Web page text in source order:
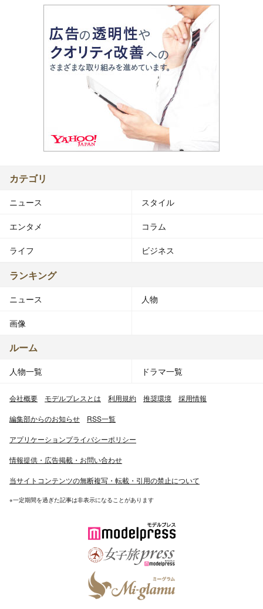
カテゴリ
ニュース スタイル
エンタメ コラム
ライフ ビジネス
ランキング
ニュース 人物
画像
ルーム
人物一覧 ドラマ一覧
会社概要 モデルプレスとは 利用規約 推奨環境 採用情報
編集部からのお知らせ RSS一覧
アプリケーションプライバシーポリシー
情報提供・広告掲載・お問い合わせ
当サイトコンテンツの無断複写・転載・引用の禁止について
※一定期間を過ぎた記事は非表示になることがあります